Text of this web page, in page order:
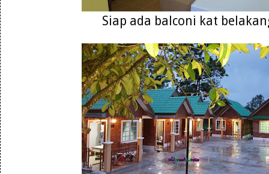
Siap ada balconi kat